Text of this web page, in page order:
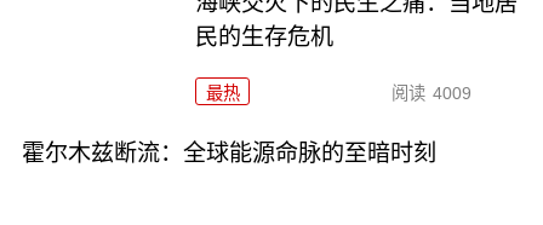
民的生存危机
最热 阅读 4009
霍尔木兹断流：全球能源命脉的至暗时刻